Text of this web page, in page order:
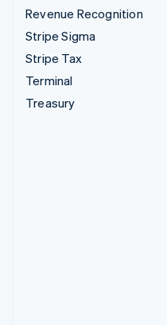
Revenue Recognition
Stripe Sigma
Stripe Tax
Terminal
Treasury